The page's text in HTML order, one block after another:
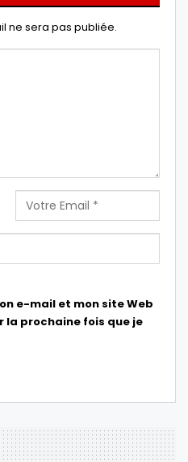
ne sera pas publiée.
e-mail et mon site Web
la prochaine fois que je